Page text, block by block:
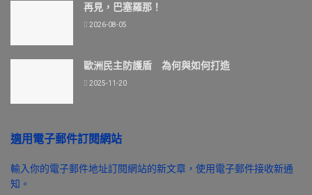
再見，巴塞羅那！
2026-08-05
歐洲民主防護盾 為何與如何打造
2025-11-20
適用電子郵件訂閱網站
輸入你的電子郵件地址訂閱網站的新文章，使用電子郵件接收新通
知。